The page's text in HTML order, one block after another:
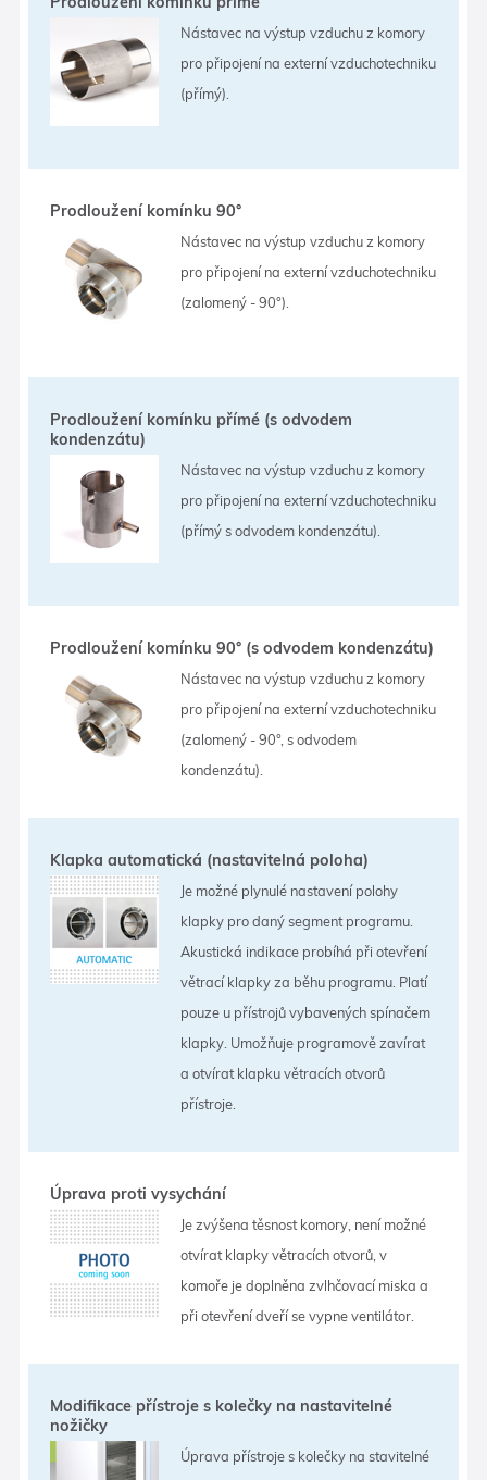
Nástavec na výstup vzduchu z komory
pro připojení na externí vzduchotechniku
(přímý).
Prodloužení komínku 90°
Nástavec na výstup vzduchu z komory
pro připojení na externí vzduchotechniku
(zalomený - 90°).
Prodloužení komínku přímé (s odvodem
kondenzátu)
Nástavec na výstup vzduchu z komory
pro připojení na externí vzduchotechniku
(přímý s odvodem kondenzátu).
Prodloužení komínku 90° (s odvodem kondenzátu)
Nástavec na výstup vzduchu z komory
pro připojení na externí vzduchotechniku
(zalomený - 90°, s odvodem
kondenzátu).
Klapka automatická (nastavitelná poloha)
Je možné plynulé nastavení polohy
klapky pro daný segment programu.
Akustická indikace probíhá při otevření
větrací klapky za běhu programu. Platí
pouze u přístrojů vybavených spínačem
klapky. Umožňuje programově zavírat
a otvírat klapku větracích otvorů
přístroje.
Úprava proti vysychání
Je zvýšena těsnost komory, není možné
otvírat klapky větracích otvorů, v
komoře je doplněna zvlhčovací miska a
při otevření dveří se vypne ventilátor.
Modifikace přístroje s kolečky na nastavitelné
nožičky
Úprava přístroje s kolečky na stavitelné